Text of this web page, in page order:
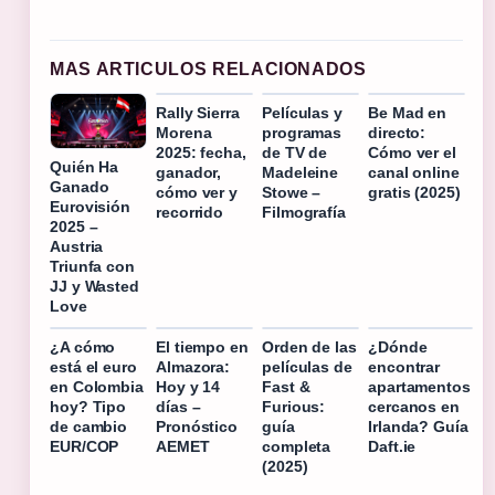
MAS ARTICULOS RELACIONADOS
Quién Ha
Ganado
Eurovisión
2025 –
Austria
Triunfa con
JJ y Wasted
Love
Rally Sierra
Morena
2025: fecha,
ganador,
cómo ver y
recorrido
Películas y
programas
de TV de
Madeleine
Stowe –
Filmografía
Be Mad en
directo:
Cómo ver el
canal online
gratis (2025)
¿A cómo
está el euro
en Colombia
hoy? Tipo
de cambio
EUR/COP
El tiempo en
Almazora:
Hoy y 14
días –
Pronóstico
AEMET
Orden de las
películas de
Fast &
Furious:
guía
completa
(2025)
¿Dónde
encontrar
apartamentos
cercanos en
Irlanda? Guía
Daft.ie